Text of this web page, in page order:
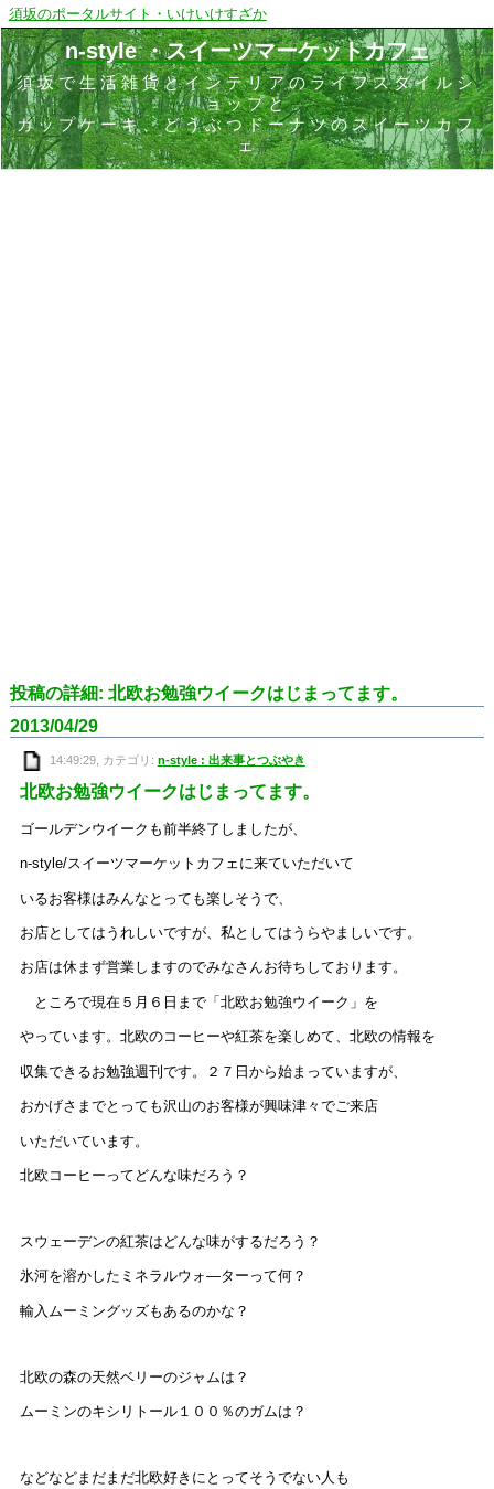
須坂のポータルサイト・いけいけすざか
n-style ・スイーツマーケットカフェ
須坂で生活雑貨とインテリアのライフスタイルシ
ョップと
カップケーキ、どうぶつドーナツのスイーツカフ
ェ
投稿の詳細: 北欧お勉強ウイークはじまってます。
2013/04/29
14:49:29, カテゴリ: n-style : 出来事とつぶやき
北欧お勉強ウイークはじまってます。
ゴールデンウイークも前半終了しましたが、
n-style/スイーツマーケットカフェに来ていただいて
いるお客様はみんなとっても楽しそうで、
お店としてはうれしいですが、私としてはうらやましいです。
お店は休まず営業しますのでみなさんお待ちしております。
ところで現在５月６日まで「北欧お勉強ウイーク」を
やっています。北欧のコーヒーや紅茶を楽しめて、北欧の情報を
収集できるお勉強週刊です。２７日から始まっていますが、
おかげさまでとっても沢山のお客様が興味津々でご来店
いただいています。
北欧コーヒーってどんな味だろう？
スウェーデンの紅茶はどんな味がするだろう？
氷河を溶かしたミネラルウォ―ターって何？
輸入ムーミングッズもあるのかな？
北欧の森の天然ベリーのジャムは？
ムーミンのキシリトール１００％のガムは？
などなどまだまだ北欧好きにとってそうでない人も